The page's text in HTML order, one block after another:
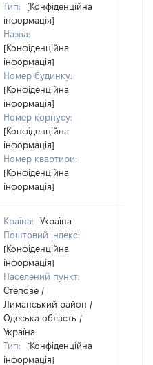
Тип:
[Конфіденційна
інформація]
Назва:
[Конфіденційна
інформація]
Номер будинку:
[Конфіденційна
інформація]
Номер корпусу:
[Конфіденційна
інформація]
Номер квартири:
[Конфіденційна
інформація]
Країна:
Україна
Поштовий індекс:
[Конфіденційна
інформація]
Населений пункт:
Степове /
Лиманський район /
Одеська область /
Україна
Тип:
[Конфіденційна
інформація]